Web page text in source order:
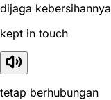
dijaga kebersihannya
kept in touch
tetap berhubungan